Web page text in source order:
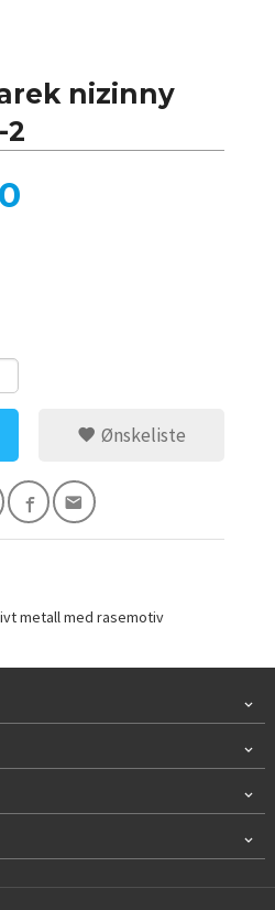
nizinny
Ønskeliste
metall med rasemotiv